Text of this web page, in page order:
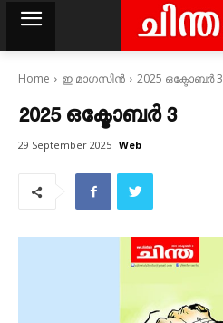
Home ഇ മാഗസിൻ 2025 ഒക്ടോബർ 3
2025 ഒക്ടോബർ 3
29 September 2025 Web